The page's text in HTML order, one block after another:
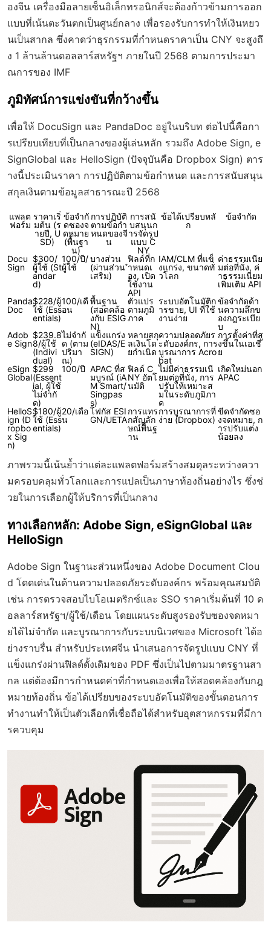
องจีน เครื่องมือลายเซ็นอิเล็กทรอนิกส์จะต้องก้าวข้ามการออก
แบบที่เน้นตะวันตกเป็นศูนย์กลาง เพื่อรองรับการทำให้เงินหยว
นเป็นสากล ซึ่งคาดว่าธุรกรรมที่กำหนดราคาเป็น CNY จะสูงถึ
ง 1 ล้านล้านดอลลาร์สหรัฐฯ ภายในปี 2568 ตามการประมา
ณการของ IMF
ภูมิทัศน์การแข่งขันที่กว้างขึ้น
เพื่อให้ DocuSign และ PandaDoc อยู่ในบริบท ต่อไปนี้คือกา
รเปรียบเทียบที่เป็นกลางของผู้เล่นหลัก รวมถึง Adobe Sign, e
SignGlobal และ HelloSign (ปัจจุบันคือ Dropbox Sign) ตาร
างนี้ประเมินราคา การปฏิบัติตามข้อกำหนด และการสนับสนุน
สกุลเงินตามข้อมูลสาธารณะปี 2568
แพลต
ฟอร์ม
ราคาเริ่
มต้น (ร
ายปี, U
SD)
ข้อจำกั
ดซองจ
ดหมาย
(พื้นฐา
น)
การปฏิบัติ
ตามข้อกำ
หนดของจี
น
การสนั
บสนุนก
ารจัดรูป
แบบ C
NY
ข้อได้เปรียบหลั
ก
ข้อจำกัด
Docu
Sign
$300/
ผู้ใช้ (St
andar
d)
100/ปี/
ผู้ใช้
บางส่วน
(ผ่านส่วน
เสริม)
ฟิลด์ที่ก
ำหนดเ
อง, เปิด
ใช้งาน
API
IAM/CLM ที่แข็
งแกร่ง, ขนาดทั่
วโลก
ค่าธรรมเนีย
มต่อที่นั่ง, ค่
าธรรมเนียม
เพิ่มเติม API
Panda
Doc
$228/ผู้
ใช้ (Ess
entials)
100/เดื
อน
พื้นฐาน
(สอดคล้อ
งกับ ESIG
N)
ตัวแปร
ตามภูมิ
ภาค
ระบบอัตโนมัติก
ารขาย, UI ที่ใช้
งานง่าย
ข้อจำกัดด้า
นความลึกข
องกฎระเบีย
บ
Adob
e Sign
$239.8
8/ผู้ใช้
(Indivi
dual)
ไม่จำกั
ด (ตาม
ปริมา
ณ)
แข็งแกร่ง
(eIDAS/E
SIGN)
หลายสกุ
ลเงินโด
ยกำเนิด
ความปลอดภัยร
ะดับองค์กร, การ
บูรณาการ Acro
bat
การตั้งค่าที่สู
งขึ้นในเอเชี
ย
eSign
Global
$299
(Essent
ial, ผู้ใช้
ไม่จำกั
ด)
100/ปี APAC ที่ส
มบูรณ์ (iA
M Smart/
Singpas
s)
ฟิลด์ C
NY อัตโ
นมัติ
ไม่มีค่าธรรมเนี
ยมต่อที่นั่ง, การ
ปรับให้เหมาะส
มในระดับภูมิภา
ค
เกิดใหม่นอก
APAC
HelloS
ign (D
ropbo
x Sig
n)
$180/ผู้
ใช้ (Ess
entials)
20/เดือ
น
โฟกัส ESI
GN/UETA
การแทร
กสัญลัก
ษณ์พื้นฐ
าน
การบูรณาการที่
ง่าย (Dropbox)
ขีดจำกัดซอ
งจดหมาย, ก
ารปรับแต่ง
น้อยลง
ภาพรวมนี้เน้นย้ำว่าแต่ละแพลตฟอร์มสร้างสมดุลระหว่างควา
มครอบคลุมทั่วโลกและการแปลเป็นภาษาท้องถิ่นอย่างไร ซึ่งช่
วยในการเลือกผู้ให้บริการที่เป็นกลาง
ทางเลือกหลัก: Adobe Sign, eSignGlobal และ
HelloSign
Adobe Sign ในฐานะส่วนหนึ่งของ Adobe Document Clou
d โดดเด่นในด้านความปลอดภัยระดับองค์กร พร้อมคุณสมบัติ
เช่น การตรวจสอบไบโอเมตริกซ์และ SSO ราคาเริ่มต้นที่ 10 ด
อลลาร์สหรัฐฯ/ผู้ใช้/เดือน โดยแผนระดับสูงรองรับซองจดหมา
ยได้ไม่จำกัด และบูรณาการกับระบบนิเวศของ Microsoft ได้อ
ย่างราบรื่น สำหรับประเทศจีน นำเสนอการจัดรูปแบบ CNY ที่
แข็งแกร่งผ่านฟิลด์ดั้งเดิมของ PDF ซึ่งเป็นไปตามมาตรฐานสา
กล แต่ต้องมีการกำหนดค่าที่กำหนดเองเพื่อให้สอดคล้องกับกฎ
หมายท้องถิ่น ข้อได้เปรียบของระบบอัตโนมัติของขั้นตอนการ
ทำงานทำให้เป็นตัวเลือกที่เชื่อถือได้สำหรับอุตสาหกรรมที่มีกา
รควบคุม